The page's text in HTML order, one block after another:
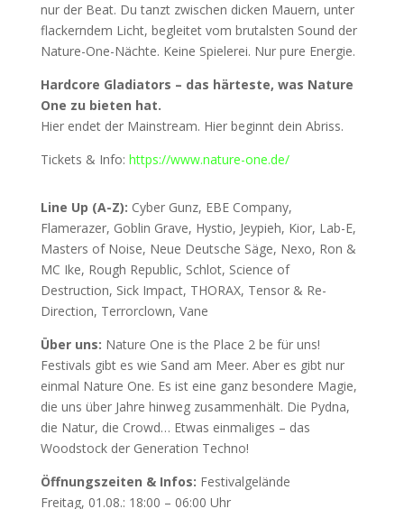
nur der Beat. Du tanzt zwischen dicken Mauern, unter
flackerndem Licht, begleitet vom brutalsten Sound der
Nature-One-Nächte. Keine Spielerei. Nur pure Energie.
Hardcore Gladiators – das härteste, was Nature
One zu bieten hat.
Hier endet der Mainstream. Hier beginnt dein Abriss.
Tickets & Info: https://www.nature-one.de/
Line Up (A-Z): Cyber Gunz, EBE Company,
Flamerazer, Goblin Grave, Hystio, Jeypieh, Kior, Lab-E,
Masters of Noise, Neue Deutsche Säge, Nexo, Ron &
MC Ike, Rough Republic, Schlot, Science of
Destruction, Sick Impact, THORAX, Tensor & Re-
Direction, Terrorclown, Vane
Über uns: Nature One is the Place 2 be für uns!
Festivals gibt es wie Sand am Meer. Aber es gibt nur
einmal Nature One. Es ist eine ganz besondere Magie,
die uns über Jahre hinweg zusammenhält. Die Pydna,
die Natur, die Crowd… Etwas einmaliges – das
Woodstock der Generation Techno!
Öffnungszeiten & Infos: Festivalgelände
Freitag, 01.08.: 18:00 – 06:00 Uhr